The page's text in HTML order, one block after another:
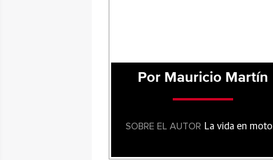
Por Mauricio Martín
SOBRE EL AUTOR La vida en moto